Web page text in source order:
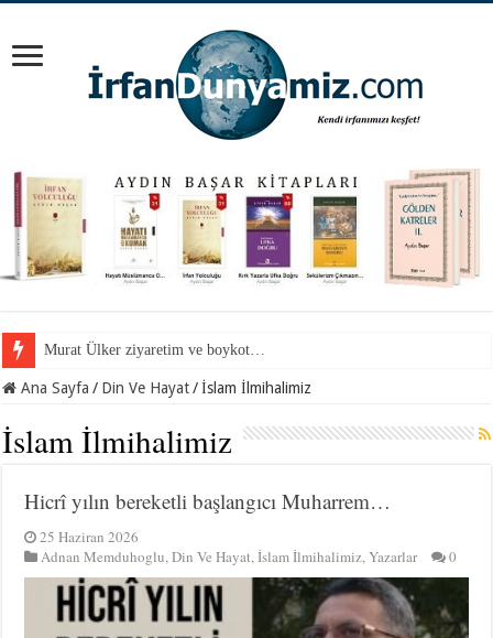
Murat Ülker ziyaretim ve boykot…
Ana Sayfa / Din Ve Hayat / İslam İlmihalimiz
İslam İlmihalimiz
Hicrî yılın bereketli başlangıcı Muharrem…
25 Haziran 2026
Adnan Memduhoglu,Din Ve Hayat,İslam İlmihalimiz,Yazarlar 0